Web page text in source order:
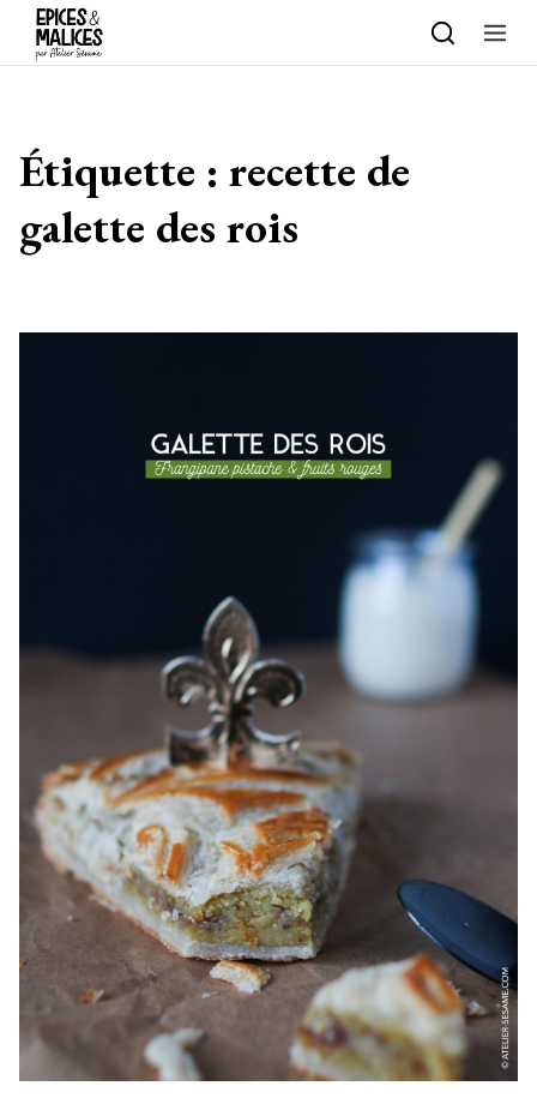
Skip to content
Étiquette : recette de
galette des rois